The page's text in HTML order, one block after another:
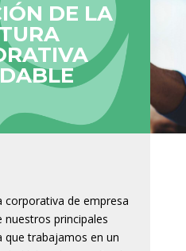
DE LA
de empresa
principales
que trabajamos en un